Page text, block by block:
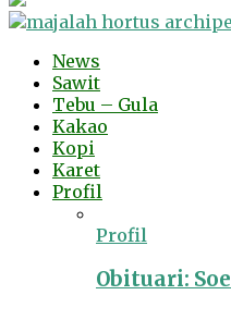
News
Sawit
Tebu – Gula
Kakao
Kopi
Karet
Profil
Profil
Obituari: